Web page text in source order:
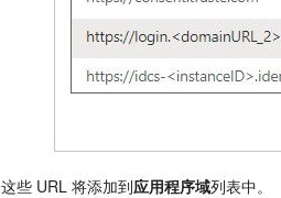
这些 URL 将添加到应用程序域列表中。